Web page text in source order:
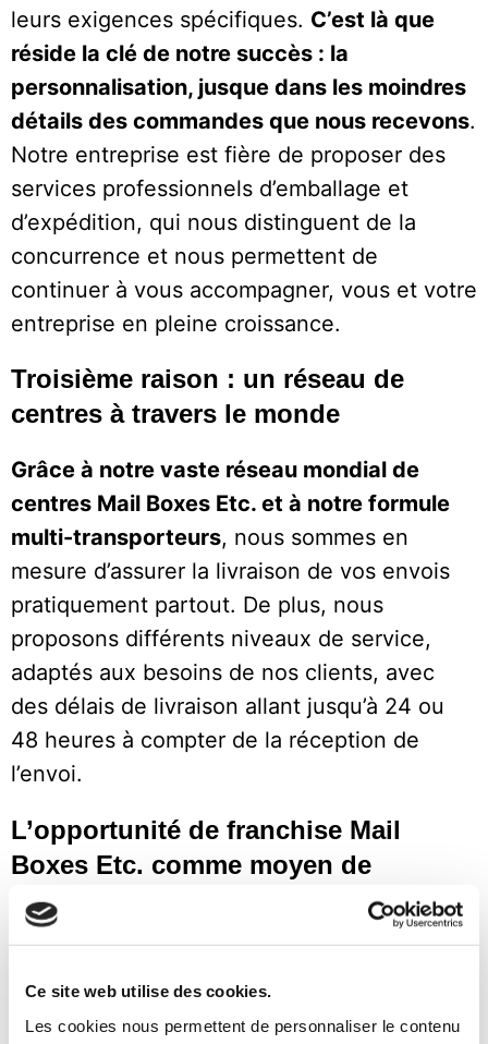
Ce site web utilise des cookies.
Les cookies nous permettent de personnaliser le contenu
leurs exigences spécifiques. C’est là que
réside la clé de notre succès : la
personnalisation, jusque dans les moindres
détails des commandes que nous recevons.
Notre entreprise est fière de proposer des
services professionnels d’emballage et
d’expédition, qui nous distinguent de la
concurrence et nous permettent de
continuer à vous accompagner, vous et votre
entreprise en pleine croissance.
Troisième raison : un réseau de
centres à travers le monde
Grâce à notre vaste réseau mondial de
centres Mail Boxes Etc. et à notre formule
multi-transporteurs, nous sommes en
mesure d’assurer la livraison de vos envois
pratiquement partout. De plus, nous
proposons différents niveaux de service,
adaptés aux besoins de nos clients, avec
des délais de livraison allant jusqu’à 24 ou
48 heures à compter de la réception de
l’envoi.
L’opportunité de franchise Mail
Boxes Etc. comme moyen de
développer son activité.
évolution accélérée due au commerce
électronique et à la demande croissante de